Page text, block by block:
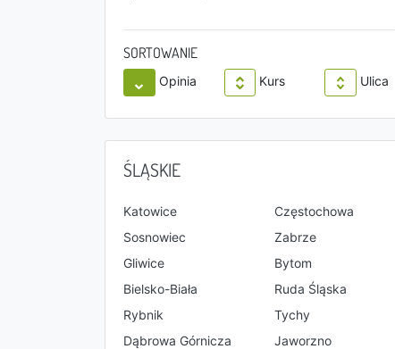
SORTOWANIE
Opinia Kurs Ulica
ŚLĄSKIE
Katowice
Częstochowa
Sosnowiec
Zabrze
Gliwice
Bytom
Bielsko-Biała
Ruda Śląska
Rybnik
Tychy
Dąbrowa Górnicza
Jaworzno